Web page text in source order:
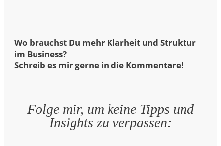
Wo brauchst Du mehr Klarheit und Struktur
im Business?
Schreib es mir gerne in die Kommentare!
Folge mir, um keine Tipps und
Insights zu verpassen: